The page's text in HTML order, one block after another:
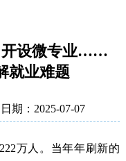
开设微专业……
就业难题
日期：2025-07-07
万人。当年年刷新的